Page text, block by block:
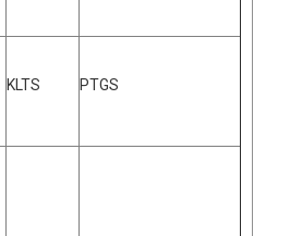
KLTS PTGS